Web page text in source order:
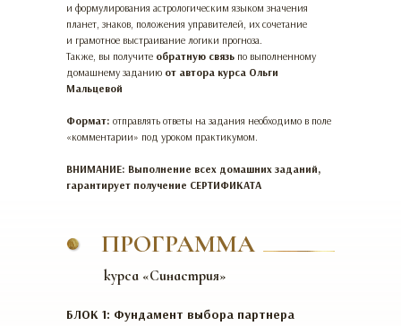
и формулирования астрологическим языком значения
планет, знаков, положения управителей, их сочетание
и грамотное выстраивание логики прогноза.
Также, вы получите обратную связь по выполненному
домашнему заданию от автора курса Ольги
Мальцевой
Формат: отправлять ответы на задания необходимо в поле
«комментарии» под уроком практикумом.
ВНИМАНИЕ: Выполнение всех домашних заданий,
гарантирует получение СЕРТИФИКАТА
БЛОК 1: Фундамент выбора партнера
курса «Синастрия»
ПРОГРАММА